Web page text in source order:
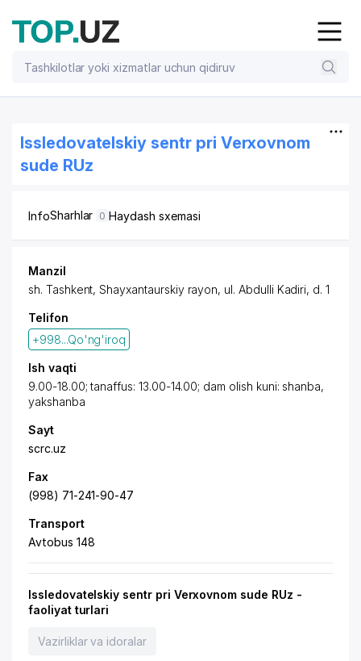
Issledovatelskiy sentr pri Verxovnom
sude RUz
InfoSharhlar 0 Haydash sxemasi
Manzil
sh. Tashkent,Shayxantaurskiy rayon, ul. Abdulli Kadiri, d. 1
Telifon
+998...Qo'ng'iroq
Ish vaqti
9.00-18.00; tanaffus: 13.00-14.00; dam olish kuni: shanba,
yakshanba
Sayt
scrc.uz
Fax
(998) 71-241-90-47
Transport
Avtobus 148
Issledovatelskiy sentr pri Verxovnom sude RUz -
faoliyat turlari
Vazirliklar va idoralar